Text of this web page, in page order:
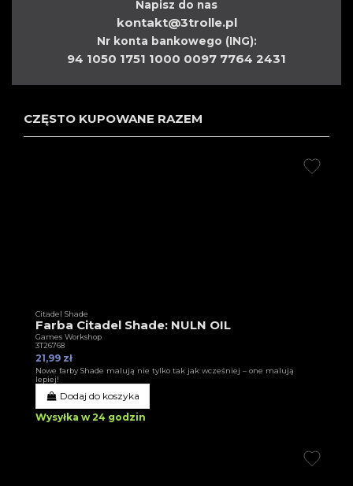
Napisz do nas
kontakt@3trolle.pl
Nr konta bankowego (ING):
94 1050 1751 1000 0097 7764 2431
CZĘSTO KUPOWANE RAZEM
Citadel Shade
Farba Citadel Shade: NULN OIL
Games Workshop
3T26768
21,99 zł
Nowe farby Shade malują nie tylko tak jak wcześniej – one malują
lepiej!
Dodaj do koszyka
Wysyłka w 24 godzin